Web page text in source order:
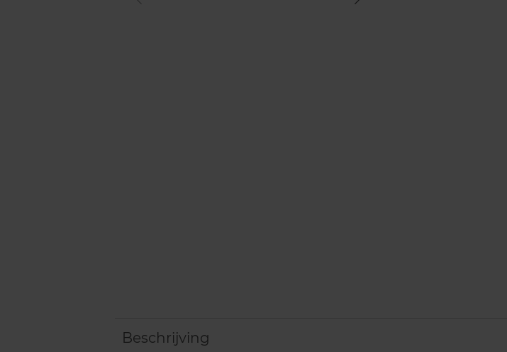
Beschrijving